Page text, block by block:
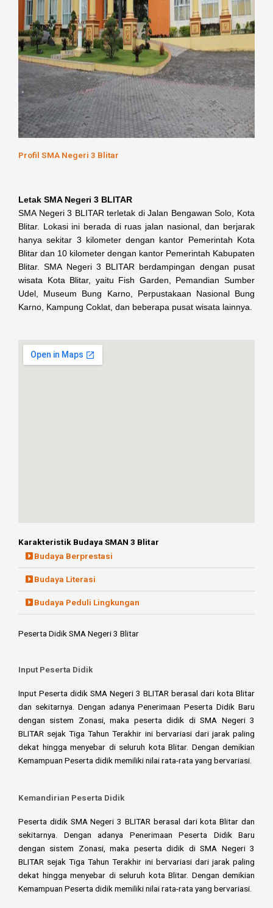
Profil SMA Negeri 3 Blitar
Letak SMA Negeri 3 BLITAR
SMA Negeri 3 BLITAR terletak di Jalan Bengawan Solo, Kota
Blitar. Lokasi ini berada di ruas jalan nasional, dan berjarak
hanya sekitar 3 kilometer dengan kantor Pemerintah Kota
Blitar dan 10 kilometer dengan kantor Pemerintah Kabupaten
Blitar. SMA Negeri 3 BLITAR berdampingan dengan pusat
wisata Kota Blitar, yaitu Fish Garden, Pemandian Sumber
Udel, Museum Bung Karno, Perpustakaan Nasional Bung
Karno, Kampung Coklat, dan beberapa pusat wisata lainnya.
Karakteristik Budaya SMAN 3 Blitar
Budaya Berprestasi
Budaya Literasi
Budaya Peduli Lingkungan
Peserta Didik SMA Negeri 3 Blitar
Input Peserta Didik
Input Peserta didik SMA Negeri 3 BLITAR berasal dari kota Blitar
dan sekitarnya. Dengan adanya Penerimaan Peserta Didik Baru
dengan sistem Zonasi, maka peserta didik di SMA Negeri 3
BLITAR sejak Tiga Tahun Terakhir ini bervariasi dari jarak paling
dekat hingga menyebar di seluruh kota Blitar. Dengan demikian
Kemampuan Peserta didik memiliki nilai rata-rata yang bervariasi.
Kemandirian Peserta Didik
Peserta didik SMA Negeri 3 BLITAR berasal dari kota Blitar dan
sekitarnya. Dengan adanya Penerimaan Peserta Didik Baru
dengan sistem Zonasi, maka peserta didik di SMA Negeri 3
BLITAR sejak Tiga Tahun Terakhir ini bervariasi dari jarak paling
dekat hingga menyebar di seluruh kota Blitar. Dengan demikian
Kemampuan Peserta didik memiliki nilai rata-rata yang bervariasi.